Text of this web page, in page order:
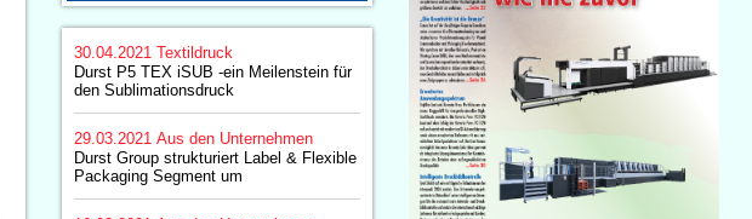
30.04.2021 Textildruck
Durst P5 TEX iSUB -ein Meilenstein für
den Sublimationsdruck
29.03.2021 Aus den Unternehmen
Durst Group strukturiert Label & Flexible
Packaging Segment um